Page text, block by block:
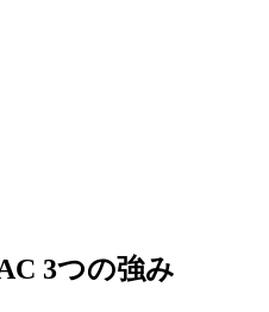
3つの強み